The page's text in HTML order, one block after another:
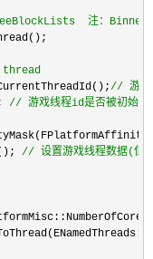
注：Binned2
// 游
// 游戏线程id是否被初始化
// 设置游戏线程数据(但